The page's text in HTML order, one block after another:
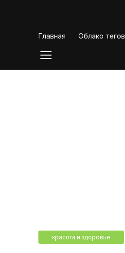
Главная
Облако тегов
красота и здоровье